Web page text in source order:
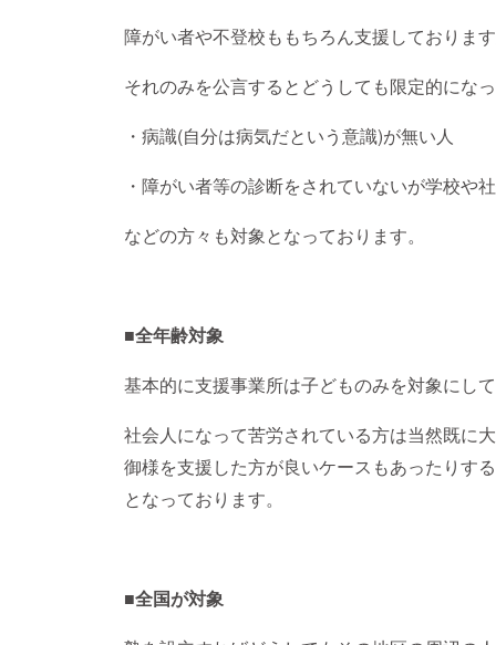
障がい者や不登校ももちろん支援しております
それのみを公言するとどうしても限定的になっ
・病識(自分は病気だという意識)が無い人
・障がい者等の診断をされていないが学校や
などの方々も対象となっております。
■全年齢対象
基本的に支援事業所は子どものみを対象にし
社会人になって苦労されている方は当然既に
御様を支援した方が良いケースもあったりす
となっております。
■全国が対象